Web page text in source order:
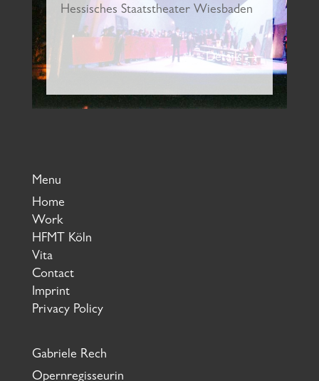
Hessisches Staatstheater Wiesbaden
Details
Menu
Home
Work
HFMT Köln
Vita
Contact
Imprint
Privacy Policy
Gabriele Rech
Opernregisseurin